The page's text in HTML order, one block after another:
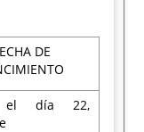
DE
el día 22,